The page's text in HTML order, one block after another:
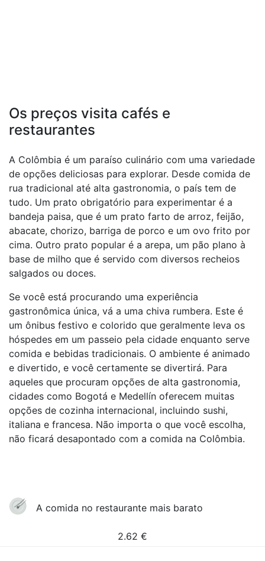
Os preços visita cafés e
restaurantes
A Colômbia é um paraíso culinário com uma variedade
de opções deliciosas para explorar. Desde comida de
rua tradicional até alta gastronomia, o país tem de
tudo. Um prato obrigatório para experimentar é a
bandeja paisa, que é um prato farto de arroz, feijão,
abacate, chorizo, barriga de porco e um ovo frito por
cima. Outro prato popular é a arepa, um pão plano à
base de milho que é servido com diversos recheios
salgados ou doces.
Se você está procurando uma experiência
gastronômica única, vá a uma chiva rumbera. Este é
um ônibus festivo e colorido que geralmente leva os
hóspedes em um passeio pela cidade enquanto serve
comida e bebidas tradicionais. O ambiente é animado
e divertido, e você certamente se divertirá. Para
aqueles que procuram opções de alta gastronomia,
cidades como Bogotá e Medellín oferecem muitas
opções de cozinha internacional, incluindo sushi,
italiana e francesa. Não importa o que você escolha,
não ficará desapontado com a comida na Colômbia.
A comida no restaurante mais barato
2.62 €